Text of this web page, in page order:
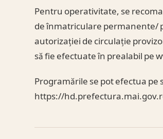
Pentru operativitate, se
de înmatriculare permanente/
autorizației de circulație
să fie efectuate în prealabil pe
Programările se pot efectua
https://